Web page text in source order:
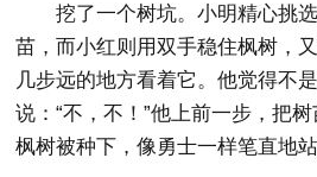
挖了一个树坑。小明精心挑
苗，而小红则用双手稳住枫树，
几步远的地方看着它。他觉得不
说：“不，不！”他上前一步，把
枫树被种下，像勇士一样笔直地站